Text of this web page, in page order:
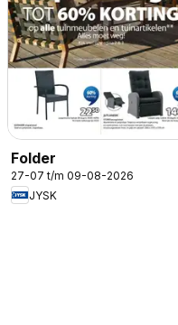
Folder
27-07 t/m 09-08-2026
JYSK